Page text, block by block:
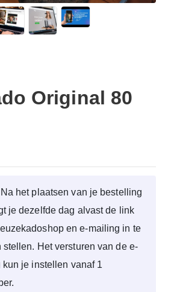
Original 80
Na het plaatsen van je bestelling
je dezelfde dag alvast de link
en e-mailing in te
stellen. Het versturen van de e-
kun je instellen vanaf 1